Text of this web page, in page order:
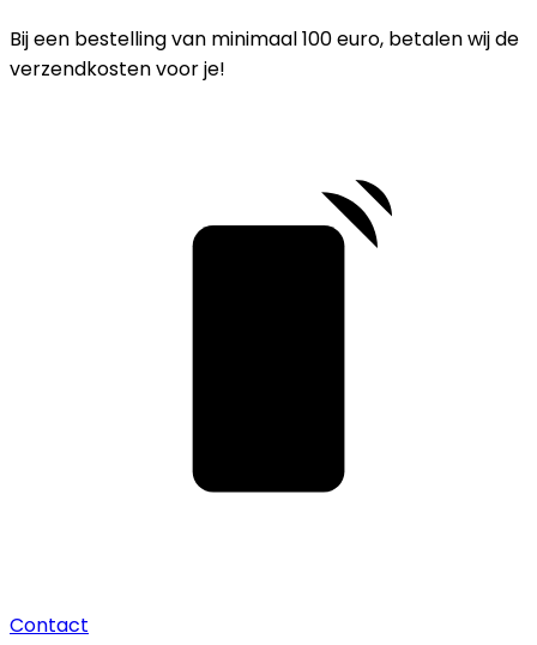
Bij een bestelling van minimaal 100 euro, betalen wij de
verzendkosten voor je!
Contact